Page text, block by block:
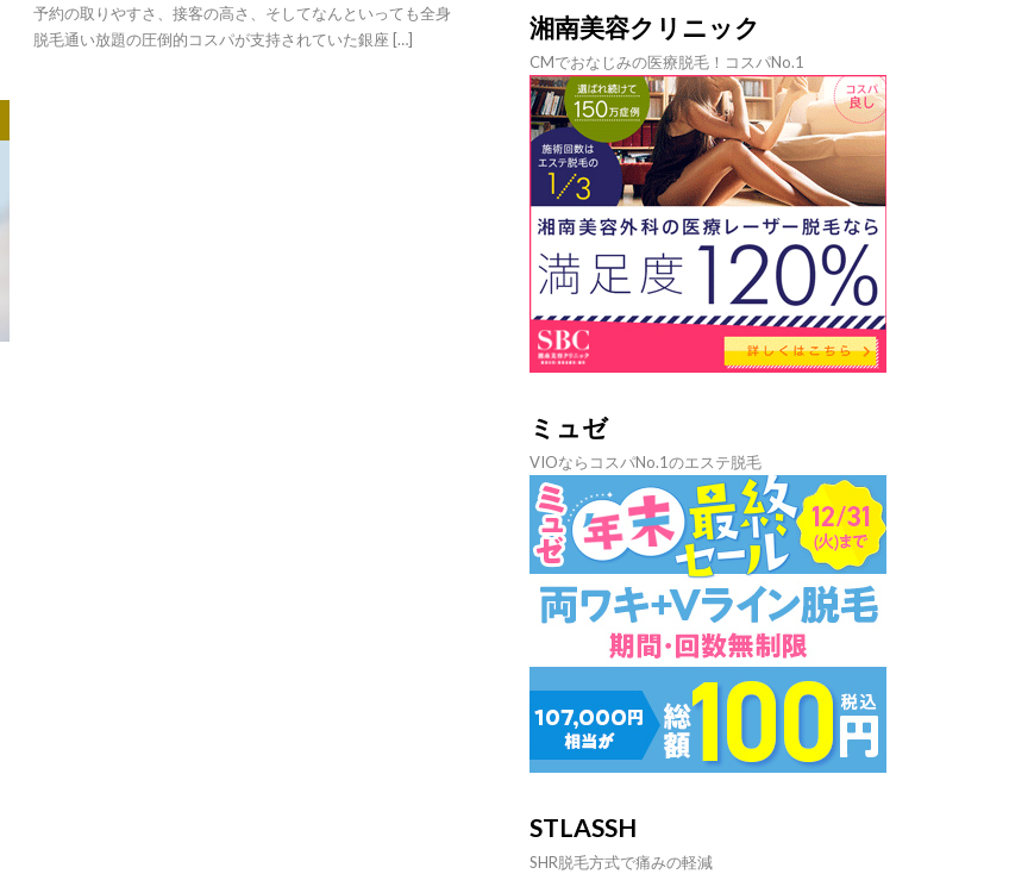
予約の取りやすさ、接客の高さ、そしてなんといっても全身
脱毛通い放題の圧倒的コスパが支持されていた銀座 […]
湘南美容クリニック
CMでおなじみの医療脱毛！コスパNo.1
ミュゼ
VIOならコスパNo.1のエステ脱毛
STLASSH
SHR脱毛方式で痛みの軽減